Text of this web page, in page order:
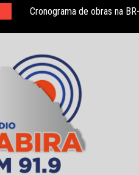
Cronograma de obras na
HNSD se manifesta após